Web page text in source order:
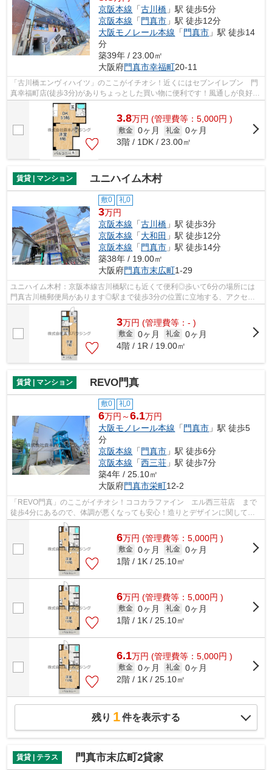
京阪本線 「古川橋 」駅 徒歩5分
京阪本線 「門真市 」駅 徒歩12分
大阪モノレール本線 「門真市 」駅 徒歩14
分
築39年 / 23.00㎡
大阪府門真市幸福町20-11
「古川橋エンヴィハイツ」のここがイチオシ！近くにはセブンイレブン 門
真幸福町店(徒歩3分)がありちょっとした買い物に便利です！風通しが良好な
事務所です！道が平坦だと買い物も快...
3.8万円 (管理費等：5,000円 )
敷金 0ヶ月 礼金 0ヶ月
3階 / 1DK / 23.00㎡
賃貸 | マンション ユニハイム木村
敷0 礼0
3万円
京阪本線 「古川橋 」駅 徒歩3分
京阪本線 「大和田 」駅 徒歩12分
京阪本線 「 門真市 」駅 徒歩14分
築38年 / 19.00㎡
大阪府門真市末広町1-29
ユニハイム木村：京阪本線古川橋駅にも近くて便利◎歩いて6分の場所には
門真古川橋郵便局があります◎駅まで徒歩3分の位置に立地する、アクセス
良好な物件です◎最上階のマンションです◎...
3万円 (管理費等：- )
敷金 0ヶ月 礼金 0ヶ月
4階 / 1R / 19.00㎡
賃貸 | マンション REVO門真
敷0 礼0
6万円～6.1万円
大阪モノレール本線 「 門真市 」駅 徒歩5
分
京阪本線 「 門真市 」駅 徒歩6分
京阪本線 「西三荘 」駅 徒歩7分
築4年 / 25.10㎡
大阪府門真市栄町12-2
「REVO門真」のここがイチオシ！ココカラファイン エル西三荘店 まで
徒歩4分にあるので、体調が悪くなっても安心！造りとデザインに関して、
自信をもって情報を提供できるマンション...
6万円 (管理費等：5,000円 )
敷金 0ヶ月 礼金 0ヶ月
1階 / 1K / 25.10㎡
6万円 (管理費等：5,000円 )
敷金 0ヶ月 礼金 0ヶ月
1階 / 1K / 25.10㎡
6.1万円 (管理費等：5,000円 )
敷金 0ヶ月 礼金 0ヶ月
2階 / 1K / 25.10㎡
残り 1件を表示する
賃貸 | テラス 門真市末広町2貸家